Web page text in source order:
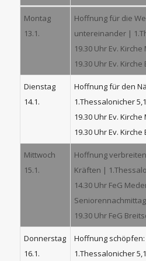
Montag
13.1.
Hoffnung für die
untereinander |
19.30 Uhr Ev.
19.30 Uhr Ev.
Dienstag
14.1.
Hoffnung für den
1.Thessalonicher
19.30 Uhr Ev.
19.30 Uhr Ev.
Mittwoch
15.1.
Hoffnung
Kräften |
14.30 Uhr FeG
Seniorennachmittag
19.30 Uhr FeG
Donnerstag
16.1.
Hoffnung
1.Thessalonicher